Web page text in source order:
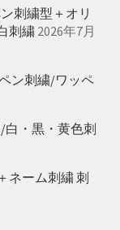
刺繍型＋オリ
刺繍 2026年7月
ン刺繍/ワッペ
白・黒・黄色刺
ネーム刺繍 刺